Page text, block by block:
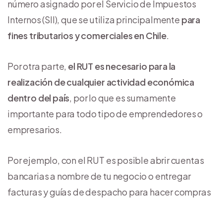
número asignado por el Servicio de Impuestos
Internos (SII), que se utiliza principalmente para
fines tributarios y comerciales en Chile.
Por otra parte, el RUT es necesario para la
realización de cualquier actividad económica
dentro del país , por lo que es sumamente
importante para todo tipo de emprendedores o
empresarios.
Por ejemplo, con el RUT es posible abrir cuentas
bancarias a nombre de tu negocio o entregar
facturas y guías de despacho para hacer compras